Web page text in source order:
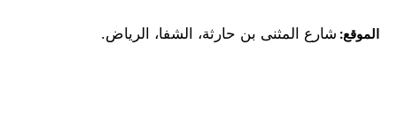
الموقع: شارع المثنى بن حارثة، الشفا، الرياض.